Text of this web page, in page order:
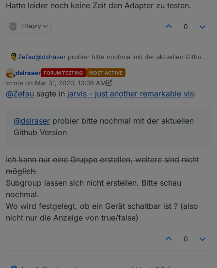
Hatte leider noch keine Zeit den Adapter zu testen.
1 Reply 0
Zefau@dslraser probier bitte nochmal mit der aktuellen Github
Offline
dslraser FORUM TESTING MOST ACTIVE
wrote on Mar 31, 2020, 10:08 AM
last edited by dslraserMar 31, 2020, 12:58 PM
@Zefau sagte in jarvis - just another remarkable vis:
@dslraser probier bitte nochmal mit der aktuellen
Github Version
Ich kann nur eine Gruppe erstellen, weitere sind nicht
möglich.
Subgroup lassen sich nicht erstellen. Bitte schau
nochmal.
Wo wird festgelegt, ob ein Gerät schaltbar ist ? (also
nicht nur die Anzeige von true/false)
0